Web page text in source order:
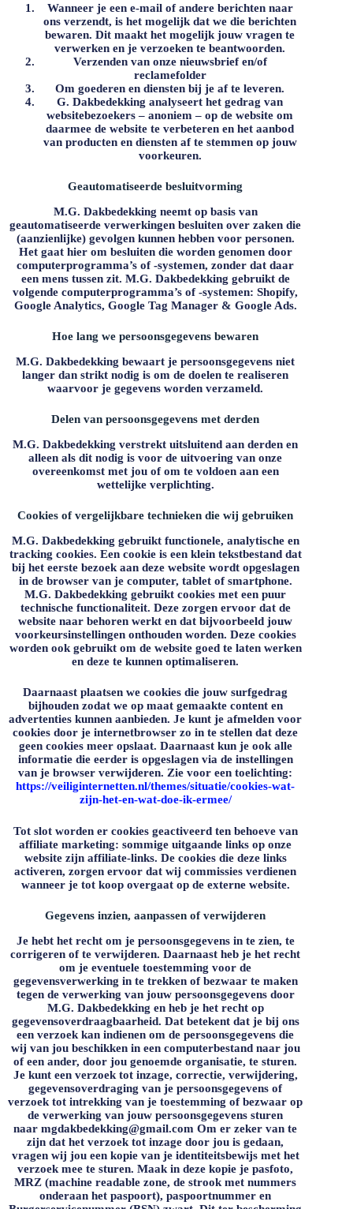
Wanneer je een e-mail of andere berichten naar
ons verzendt, is het mogelijk dat we die berichten
bewaren. Dit maakt het mogelijk jouw vragen te
verwerken en je verzoeken te beantwoorden.
Verzenden van onze nieuwsbrief en/of
reclamefolder
Om goederen en diensten bij je af te leveren.
G. Dakbedekking analyseert het gedrag van
websitebezoekers – anoniem – op de website om
daarmee de website te verbeteren en het aanbod
van producten en diensten af te stemmen op jouw
voorkeuren.
Geautomatiseerde besluitvorming
M.G. Dakbedekking neemt op basis van
geautomatiseerde verwerkingen besluiten over zaken die
(aanzienlijke) gevolgen kunnen hebben voor personen.
Het gaat hier om besluiten die worden genomen door
computerprogramma’s of -systemen, zonder dat daar
een mens tussen zit. M.G. Dakbedekking gebruikt de
volgende computerprogramma’s of -systemen: Shopify,
Google Analytics, Google Tag Manager & Google Ads.
Hoe lang we persoonsgegevens bewaren
M.G. Dakbedekking bewaart je persoonsgegevens niet
langer dan strikt nodig is om de doelen te realiseren
waarvoor je gegevens worden verzameld.
Delen van persoonsgegevens met derden
M.G. Dakbedekking verstrekt uitsluitend aan derden en
alleen als dit nodig is voor de uitvoering van onze
overeenkomst met jou of om te voldoen aan een
wettelijke verplichting.
Cookies of vergelijkbare technieken die wij gebruiken
M.G. Dakbedekking gebruikt functionele, analytische en
tracking cookies. Een cookie is een klein tekstbestand dat
bij het eerste bezoek aan deze website wordt opgeslagen
in de browser van je computer, tablet of smartphone.
M.G. Dakbedekking gebruikt cookies met een puur
technische functionaliteit. Deze zorgen ervoor dat de
website naar behoren werkt en dat bijvoorbeeld jouw
voorkeursinstellingen onthouden worden. Deze cookies
worden ook gebruikt om de website goed te laten werken
en deze te kunnen optimaliseren.
Daarnaast plaatsen we cookies die jouw surfgedrag
bijhouden zodat we op maat gemaakte content en
advertenties kunnen aanbieden. Je kunt je afmelden voor
cookies door je internetbrowser zo in te stellen dat deze
geen cookies meer opslaat. Daarnaast kun je ook alle
informatie die eerder is opgeslagen via de instellingen
van je browser verwijderen. Zie voor een toelichting:
https://veiliginternetten.nl/themes/situatie/cookies-wat-
zijn-het-en-wat-doe-ik-ermee/
Tot slot worden er cookies geactiveerd ten behoeve van
affiliate marketing: sommige uitgaande links op onze
website zijn affiliate-links. De cookies die deze links
activeren, zorgen ervoor dat wij commissies verdienen
wanneer je tot koop overgaat op de externe website.
Gegevens inzien, aanpassen of verwijderen
Je hebt het recht om je persoonsgegevens in te zien, te
corrigeren of te verwijderen. Daarnaast heb je het recht
om je eventuele toestemming voor de
gegevensverwerking in te trekken of bezwaar te maken
tegen de verwerking van jouw persoonsgegevens door
M.G. Dakbedekking en heb je het recht op
gegevensoverdraagbaarheid. Dat betekent dat je bij ons
een verzoek kan indienen om de persoonsgegevens die
wij van jou beschikken in een computerbestand naar jou
of een ander, door jou genoemde organisatie, te sturen.
Je kunt een verzoek tot inzage, correctie, verwijdering,
gegevensoverdraging van je persoonsgegevens of
verzoek tot intrekking van je toestemming of bezwaar op
de verwerking van jouw persoonsgegevens sturen
naar mgdakbedekking@gmail.com Om er zeker van te
zijn dat het verzoek tot inzage door jou is gedaan,
vragen wij jou een kopie van je identiteitsbewijs met het
verzoek mee te sturen. Maak in deze kopie je pasfoto,
MRZ (machine readable zone, de strook met nummers
onderaan het paspoort), paspoortnummer en